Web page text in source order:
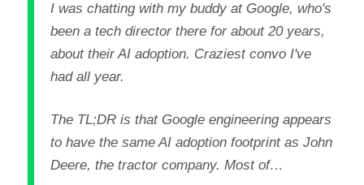
I was chatting with my buddy at Google, who's
been a tech director there for about 20 years,
about their AI adoption. Craziest convo I've
had all year.
The TL;DR is that Google engineering appears
to have the same AI adoption footprint as John
Deere, the tractor company. Most of…